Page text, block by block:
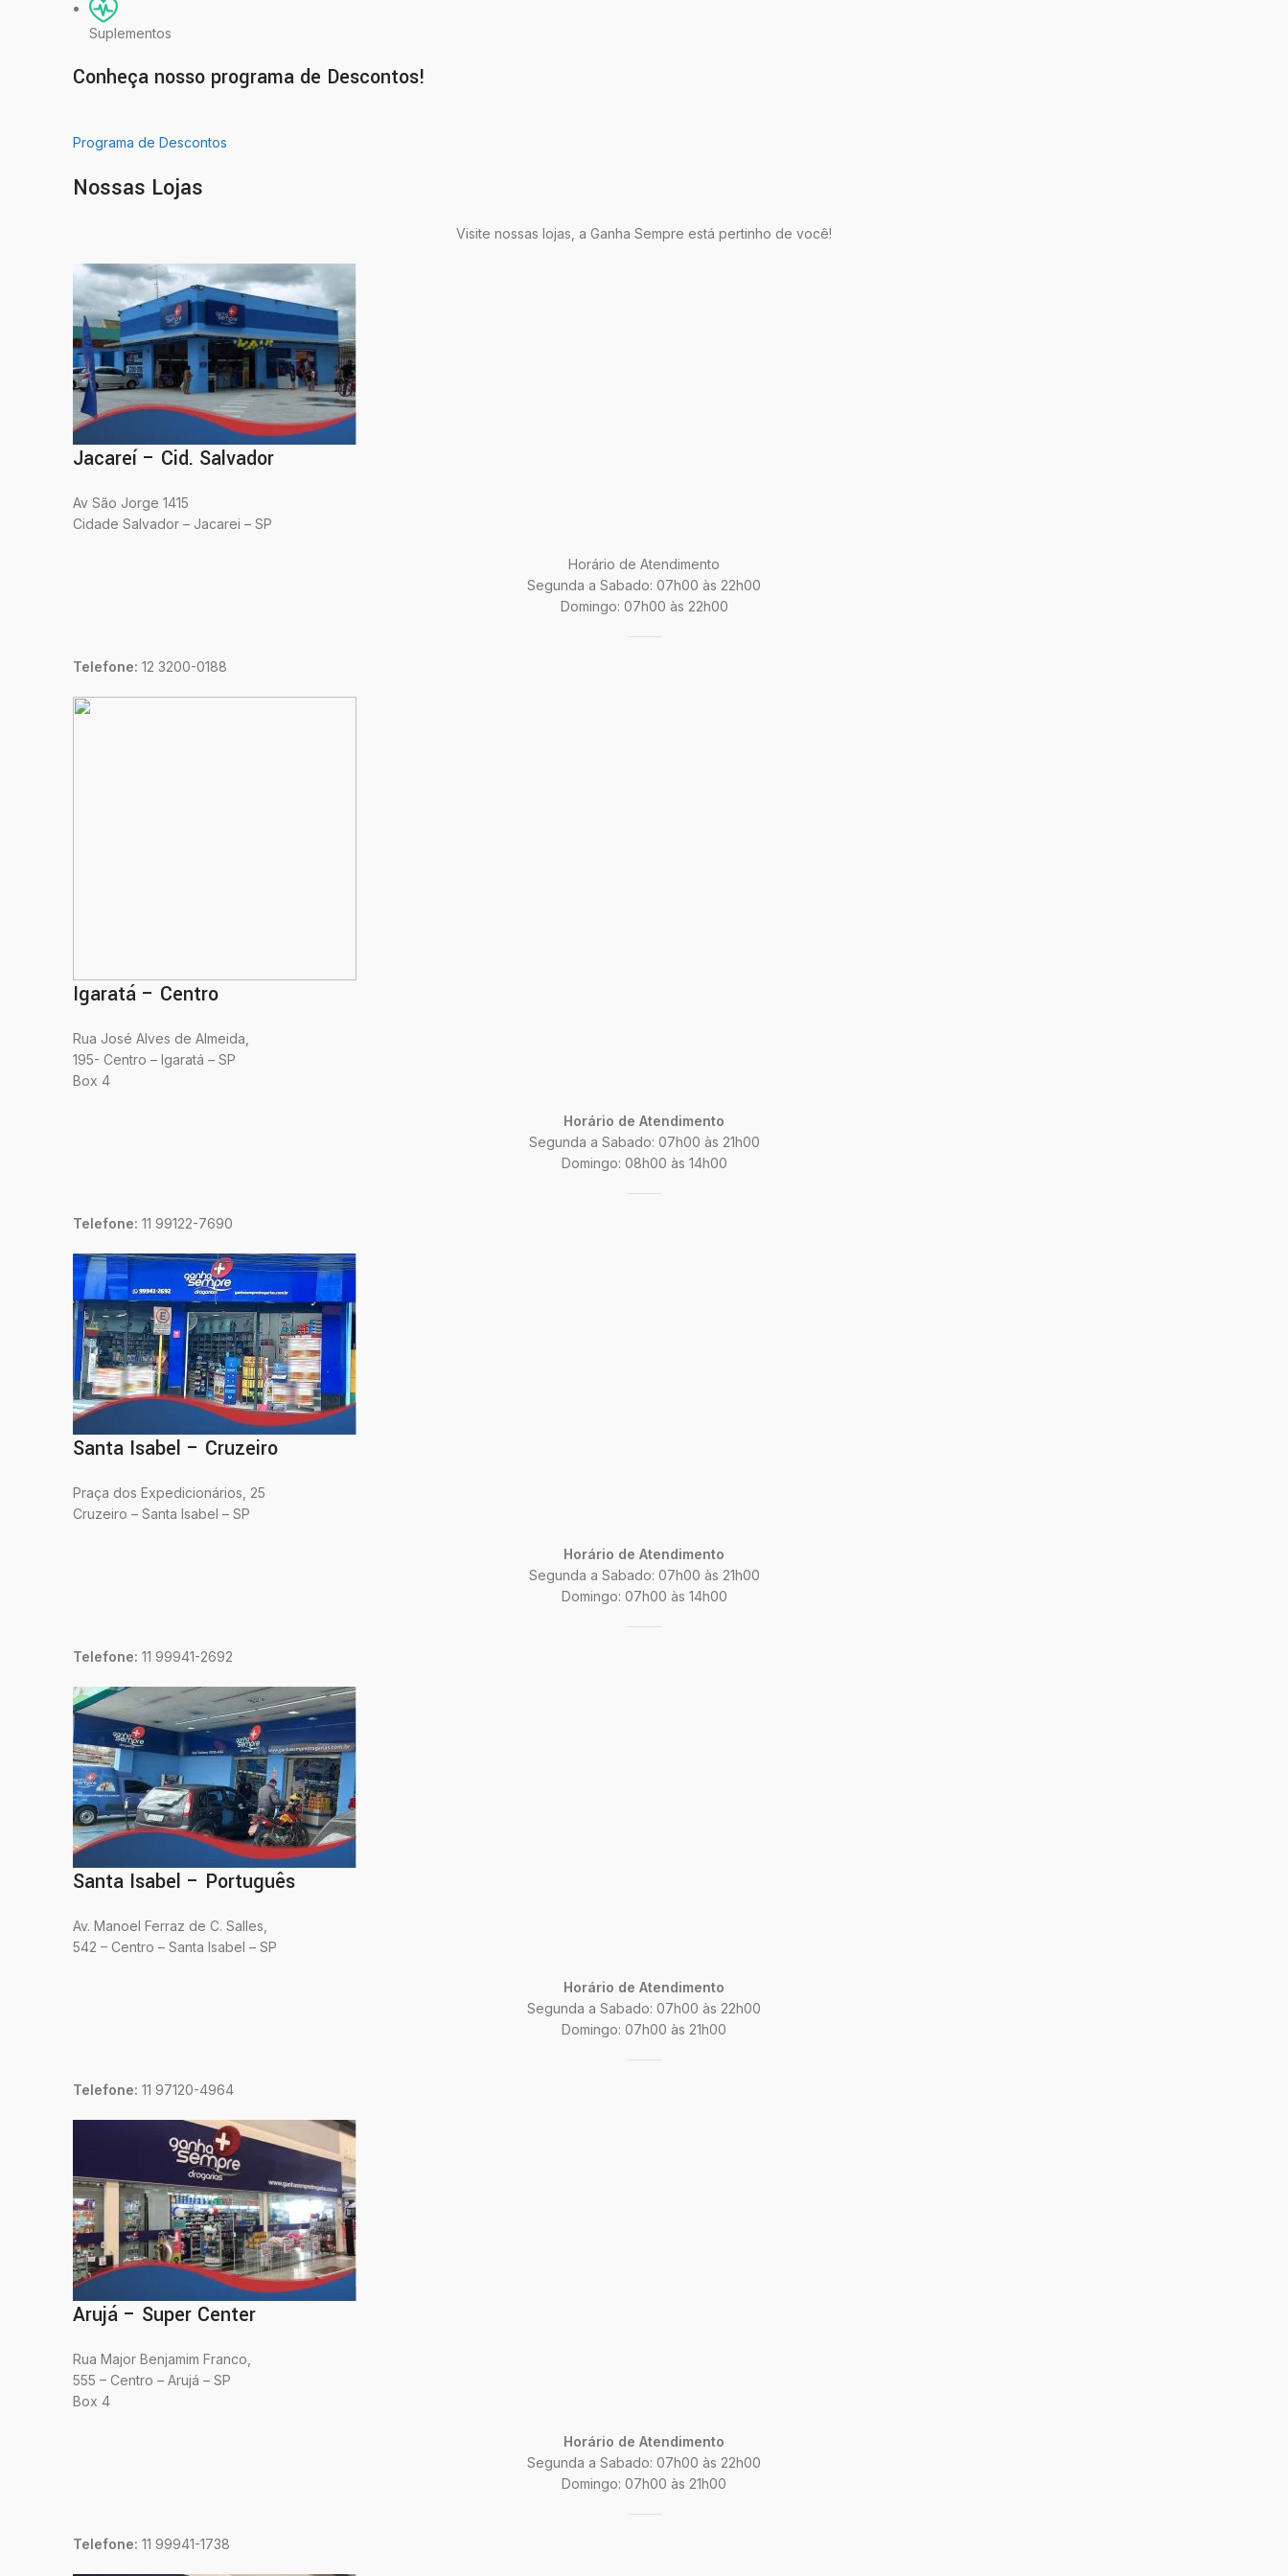
Suplementos
Conheça nosso programa de Descontos!
Programa de Descontos
Nossas Lojas
Visite nossas lojas, a Ganha Sempre está pertinho de você!
Jacareí – Cid. Salvador
Av São Jorge 1415
Cidade Salvador – Jacarei – SP
Horário de Atendimento
Segunda a Sabado: 07h00 às 22h00
Domingo: 07h00 às 22h00
Telefone: 12 3200-0188
Igaratá – Centro
Rua José Alves de Almeida,
195- Centro – Igaratá – SP
Box 4
Horário de Atendimento
Segunda a Sabado: 07h00 às 21h00
Domingo: 08h00 às 14h00
Telefone: 11 99122-7690
Santa Isabel – Cruzeiro
Praça dos Expedicionários, 25
Cruzeiro – Santa Isabel – SP
Horário de Atendimento
Segunda a Sabado: 07h00 às 21h00
Domingo: 07h00 às 14h00
Telefone: 11 99941-2692
Santa Isabel – Português
Av. Manoel Ferraz de C. Salles,
542 – Centro – Santa Isabel – SP
Horário de Atendimento
Segunda a Sabado: 07h00 às 22h00
Domingo: 07h00 às 21h00
Telefone: 11 97120-4964
Arujá – Super Center
Rua Major Benjamim Franco,
555 – Centro – Arujá – SP
Box 4
Horário de Atendimento
Segunda a Sabado: 07h00 às 22h00
Domingo: 07h00 às 21h00
Telefone: 11 99941-1738